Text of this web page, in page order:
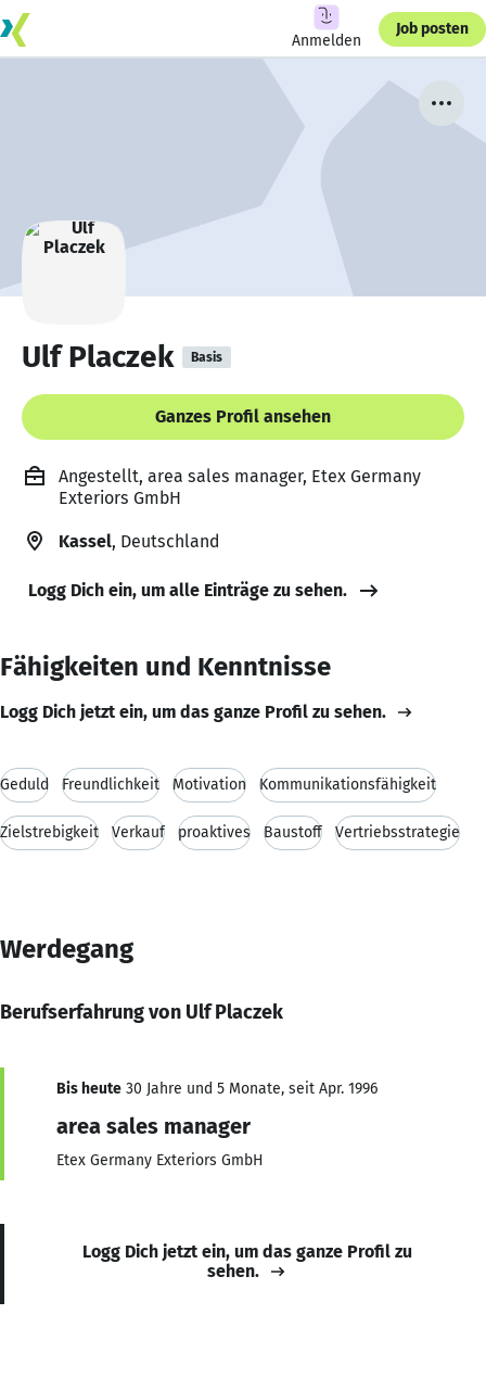
Anmelden
Job posten
Ulf Placzek Basis
Ganzes Profil ansehen
Angestellt, area sales manager, Etex Germany
Exteriors GmbH
Kassel, Deutschland
Logg Dich ein, um alle Einträge zu sehen.
Fähigkeiten und Kenntnisse
Logg Dich jetzt ein, um das ganze Profil zu sehen.
Geduld Freundlichkeit Motivation Kommunikationsfähigkeit
Zielstrebigkeit Verkauf proaktives Baustoff Vertriebsstrategie
Werdegang
Berufserfahrung von Ulf Placzek
Bis heute 30 Jahre und 5 Monate, seit Apr. 1996
area sales manager
Etex Germany Exteriors GmbH
Logg Dich jetzt ein, um das ganze Profil zu
sehen.